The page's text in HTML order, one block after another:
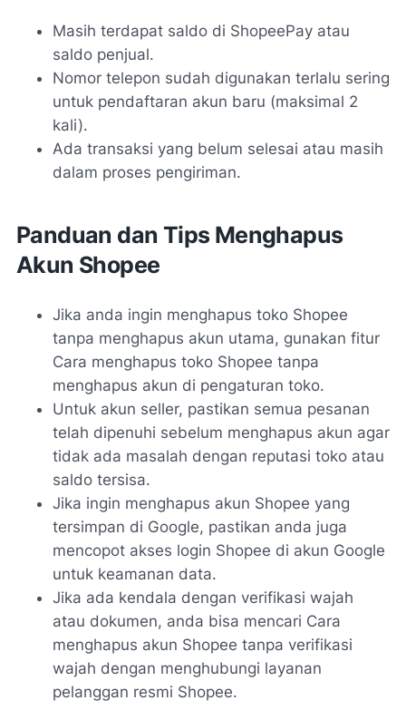
Masih terdapat saldo di ShopeePay atau
saldo penjual.
Nomor telepon sudah digunakan terlalu sering
untuk pendaftaran akun baru (maksimal 2
kali).
Ada transaksi yang belum selesai atau masih
dalam proses pengiriman.
Panduan dan Tips Menghapus
Akun Shopee
Jika anda ingin menghapus toko Shopee
tanpa menghapus akun utama, gunakan fitur
Cara menghapus toko Shopee tanpa
menghapus akun di pengaturan toko.
Untuk akun seller, pastikan semua pesanan
telah dipenuhi sebelum menghapus akun agar
tidak ada masalah dengan reputasi toko atau
saldo tersisa.
Jika ingin menghapus akun Shopee yang
tersimpan di Google, pastikan anda juga
mencopot akses login Shopee di akun Google
untuk keamanan data.
Jika ada kendala dengan verifikasi wajah
atau dokumen, anda bisa mencari Cara
menghapus akun Shopee tanpa verifikasi
wajah dengan menghubungi layanan
pelanggan resmi Shopee.